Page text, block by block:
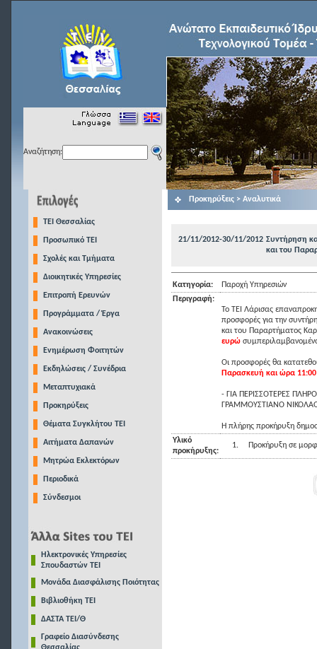
Αναζήτηση:
TEI Θεσσαλίας
Προσωπικό ΤΕΙ
Σχολές και Τμήματα
Διοικητικές Υπηρεσίες
Επιτροπή Ερευνών
Προγράμματα / Έργα
Ανακοινώσεις
Ενημέρωση Φοιτητών
Εκδηλώσεις / Συνέδρια
Μεταπτυχιακά
Προκηρύξεις
Θέματα Συγκλήτου ΤΕΙ
Αιτήματα Δαπανών
Μητρώα Εκλεκτόρων
Περιοδικά
Σύνδεσμοι
Ηλεκτρονικές Υπηρεσίες
Σπουδαστών ΤΕΙ
Μονάδα Διασφάλισης Ποιότητας
Βιβλιοθήκη ΤΕΙ
ΔΑΣΤΑ ΤΕΙ/Θ
Γραφείο Διασύνδεσης
Προκηρύξεις > Αναλυτικά
21/11/2012-30/11/2012 Συντήρηση
και του
Κατηγορία:
Παροχή Υπηρεσιών
Περιγραφή:
Το ΤΕΙ Λάρισας
προσφορές για την
και του Παραρτήματος
ευρώ
Οι προσφορές θα
Παρασκευή και ώρα
- ΓΙΑ ΠΕΡΙΣΣΟΤΕΡΕΣ
ΓΡΑΜΜΟΥΣΤΙΑΝΟ
Η πλήρης προκήρυξη
Υλικό
προκήρυξης:
1. Προκήρυξη σε